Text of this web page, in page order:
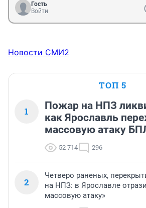
Гость
Войти
Новости СМИ2
ТОП 5
1
Пожар на НПЗ
как Ярославль
массовую атаку
52 714 296
2
Четверо раненых,
на НПЗ: в Ярославле
массовую атаку»